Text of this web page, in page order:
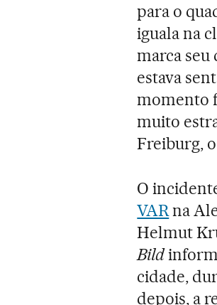
para o
iguala na
marca seu
estava
momento
muito
Freiburg,
O
VARna
Helmut
Bild
cidade,
depois, a